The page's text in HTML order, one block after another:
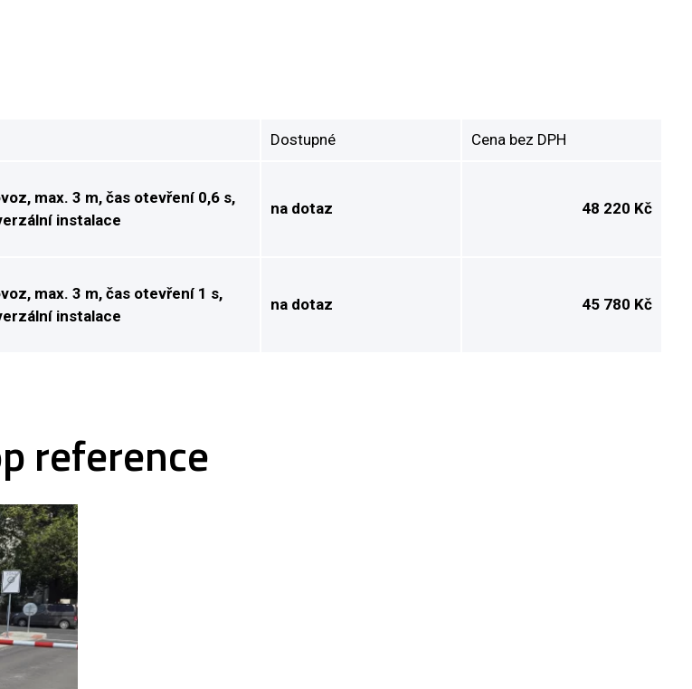
Dostupné Cena bez DPH
max. 3 m, čas otevření 0,6 s,
instalace
na dotaz 48 220 Kč
max. 3 m, čas otevření 1 s,
instalace
na dotaz 45 780 Kč
reference